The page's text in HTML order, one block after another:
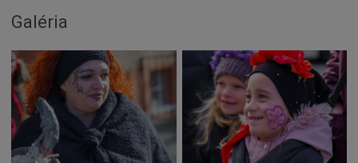
Podujatie
Rekonštrukcia
História
Turizmus
Slnečné jazerá
Galéria